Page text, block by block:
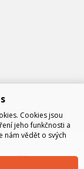
Cookies jsou
jeho funkčnosti a
nám vědět o svých